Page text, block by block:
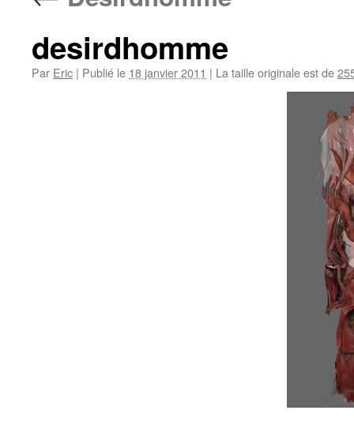
desirdhomme
Par Eric | Publié le 18 janvier 2011 | La taille originale est de